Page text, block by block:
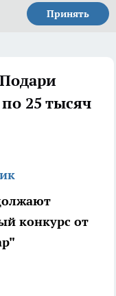
Принять
25 тысяч
конкурс от